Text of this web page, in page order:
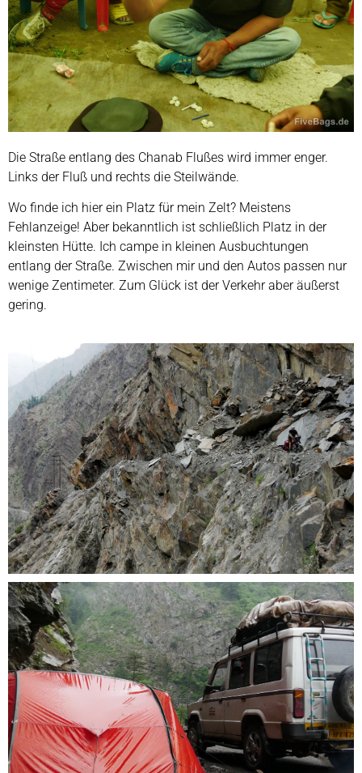
Die Straße entlang des Chanab Flußes wird immer enger.
Links der Fluß und rechts die Steilwände.
Wo finde ich hier ein Platz für mein Zelt? Meistens
Fehlanzeige! Aber bekanntlich ist schließlich Platz in der
kleinsten Hütte. Ich campe in kleinen Ausbuchtungen
entlang der Straße. Zwischen mir und den Autos passen nur
wenige Zentimeter. Zum Glück ist der Verkehr aber äußerst
gering.